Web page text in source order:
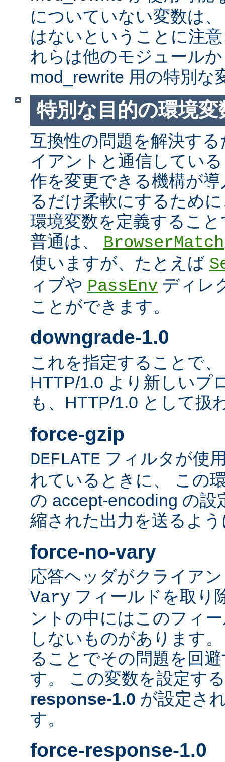
についていない変数は
はないということに注
れらは他のモジュール
mod_rewrite 用の特別な
特別な目的の環境変
互換性の問題を解決す
イアントと通信してい
作を変更できる機構が
るだけ柔軟にするため
環境変数を定義するこ
普通は、 BrowserMatch
使いますが、たとえば
ィブや PassEnv ディレ
ことができます。
downgrade-1.0
これを指定することで
HTTP/1.0 より新しいプ
も、HTTP/1.0 として扱
force-gzip
DEFLATE フィルタが使
れているときに、 この
の accept-encoding の
縮された出力を送るよ
force-no-vary
応答ヘッダがクライア
Vary フィールドを取り
ントの中にはこのフィ
しないものがあります
ることでその問題を回
す。 この変数を設定す
response-1.0 が設定さ
す。
force-response-1.0